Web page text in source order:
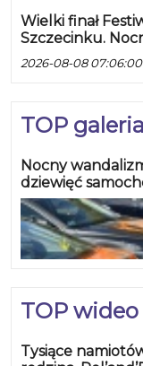
Wielki finał
Szczecinku.
2026-08-08 07:06:00
TOP galeria
Nocny
dziewięć
TOP wideo
Tysiące